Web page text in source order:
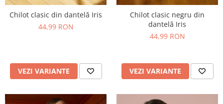
Chilot clasic din dantelă Iris
44,99 RON
VEZI VARIANTE
Chilot clasic negru din
dantelă Iris
44,99 RON
VEZI VARIANTE